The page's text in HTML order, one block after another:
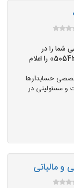
شما را در
سایت هزار حسابدار دیده ام و کد «حسابدار-50542» را اعلام
حسابدارها
مسئولیتی در
و مالیاتی